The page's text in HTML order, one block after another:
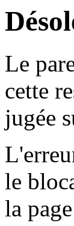
Le
cette
jugée
le
la page